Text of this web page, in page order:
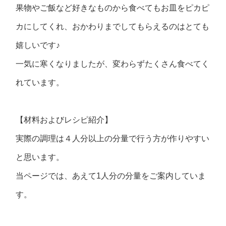
果物やご飯など好きなものから食べてもお皿をピカピ
カにしてくれ、おかわりまでしてもらえるのはとても
嬉しいです♪
一気に寒くなりましたが、変わらずたくさん食べてく
れています。
【材料およびレシピ紹介】
実際の調理は４人分以上の分量で行う方が作りやすい
と思います。
当ページでは、あえて1人分の分量をご案内していま
す。